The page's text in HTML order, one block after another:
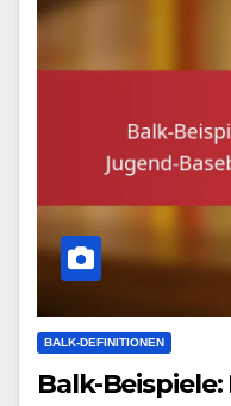
BALK-DEFINITIONEN
Balk-